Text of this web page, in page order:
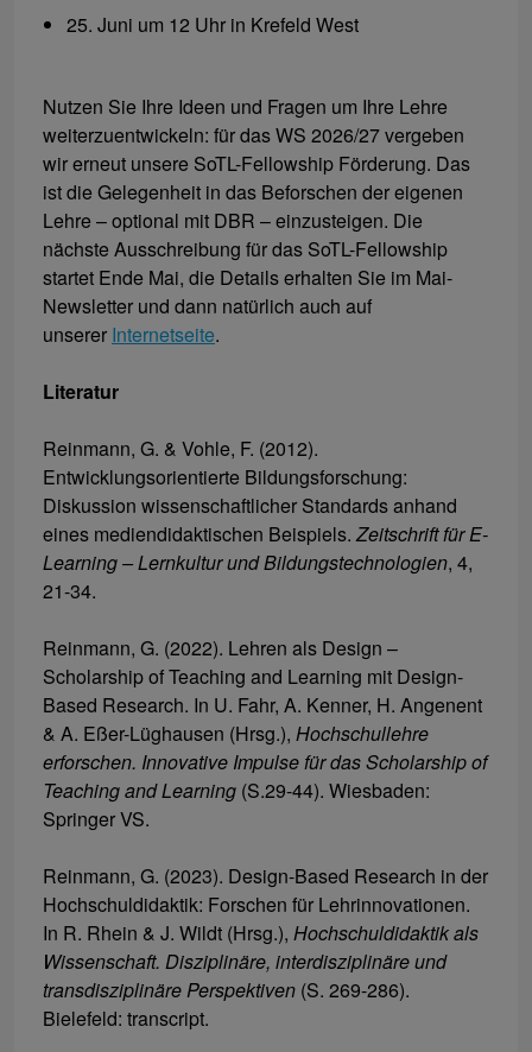
25. Juni um 12 Uhr in Krefeld West
Nutzen Sie Ihre Ideen und Fragen um Ihre Lehre
weiterzuentwickeln: für das WS 2026/27 vergeben
wir erneut unsere SoTL-Fellowship Förderung. Das
ist die Gelegenheit in das Beforschen der eigenen
Lehre – optional mit DBR – einzusteigen. Die
nächste Ausschreibung für das SoTL-Fellowship
startet Ende Mai, die Details erhalten Sie im Mai-
Newsletter und dann natürlich auch auf
unserer Internetseite.
Literatur
Reinmann, G. & Vohle, F. (2012).
Entwicklungsorientierte Bildungsforschung:
Diskussion wissenschaftlicher Standards anhand
eines mediendidaktischen Beispiels.Zeitschrift für E-
Learning – Lernkultur und Bildungstechnologien, 4,
21-34.
Reinmann, G. (2022). Lehren als Design –
Scholarship of Teaching and Learning mit Design-
Based Research. In U. Fahr, A. Kenner, H. Angenent
& A. Eßer-Lüghausen (Hrsg.), Hochschullehre
erforschen. Innovative Impulse für das Scholarship of
Teaching and Learning (S.29-44). Wiesbaden:
Springer VS.
Reinmann, G. (2023). Design-Based Research in der
Hochschuldidaktik: Forschen für Lehrinnovationen.
In R. Rhein & J. Wildt (Hrsg.), Hochschuldidaktik als
Wissenschaft. Disziplinäre, interdisziplinäre und
transdisziplinäre Perspektiven (S. 269-286).
Bielefeld: transcript.